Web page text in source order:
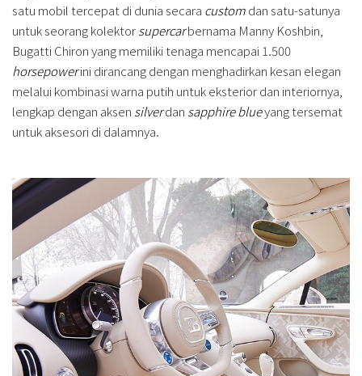
satu mobil tercepat di dunia secara customdan satu-satunya
untuk seorang kolektorsupercarbernama Manny Koshbin,
Bugatti Chiron yang memiliki tenaga mencapai 1.500
horsepowerini dirancang dengan menghadirkan kesan elegan
melalui kombinasi warna putih untuk eksterior dan interiornya,
lengkap dengan aksen silverdan sapphire blueyang tersemat
untuk aksesori di dalamnya.